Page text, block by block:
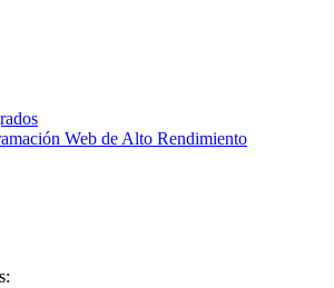
Web de Alto Rendimiento